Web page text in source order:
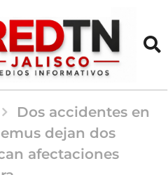
Dos accidentes en
dejan dos
afectaciones